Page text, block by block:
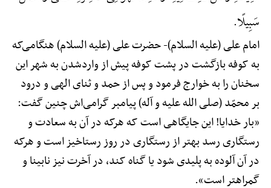
سَبِیلًا.
امام علی (علیه السلام)-حضرت علی (علیه السلام) هنگامی‌که
به کوفه بازگشت در پشت کوفه پیش از واردشدن به شهر این
سخنان را به خوارج فرمود و پس از حمد و ثنای الهی و درود
بر محمّد (صلی الله علیه و آله) پیامبر گرامی‌اش چنین گفت:
«بار خدایا! این جایگاهی است که هرکه در آن به سعادت و
رستگاری رسد بهتر از رستگاری در روز رستاخیز است و هرکه
در آن آلوده به پلیدی شود یا گناه کند، در آخرت نیز نابینا و
گمراهتر است».